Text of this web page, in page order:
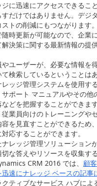
に迅速にアクセスできるこ
だけではありません。デジ
トの削減にもつながります
時更新が可能なので、企業
決策に関する最新情報の提
ユーザーが、必要な情報を
て検索しているということは
ッジ管理システムを使用す
ポート マニュアルやその他
どを把握することができま
業員向けのトレーニングや
を見直すことができるため
応することができます。
ナレッジ管理ソリューション
な答えやリソースを収集す
CRM 2016 では、 顧
迅速にナレッジ ベースの記事
ティブなサービス ハブによ